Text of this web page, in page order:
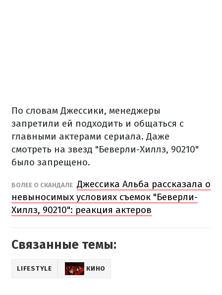
По словам Джессики, менеджеры
запретили ей подходить и общаться с
главными актерами сериала. Даже
смотреть на звезд "Беверли-Хиллз, 90210"
было запрещено.
БОЛЕЕ О СКАНДАЛЕ Джессика Альба рассказала о
невыносимых условиях съемок "Беверли-
Хиллз, 90210": реакция актеров
Связанные темы:
LIFESTYLE КИНО